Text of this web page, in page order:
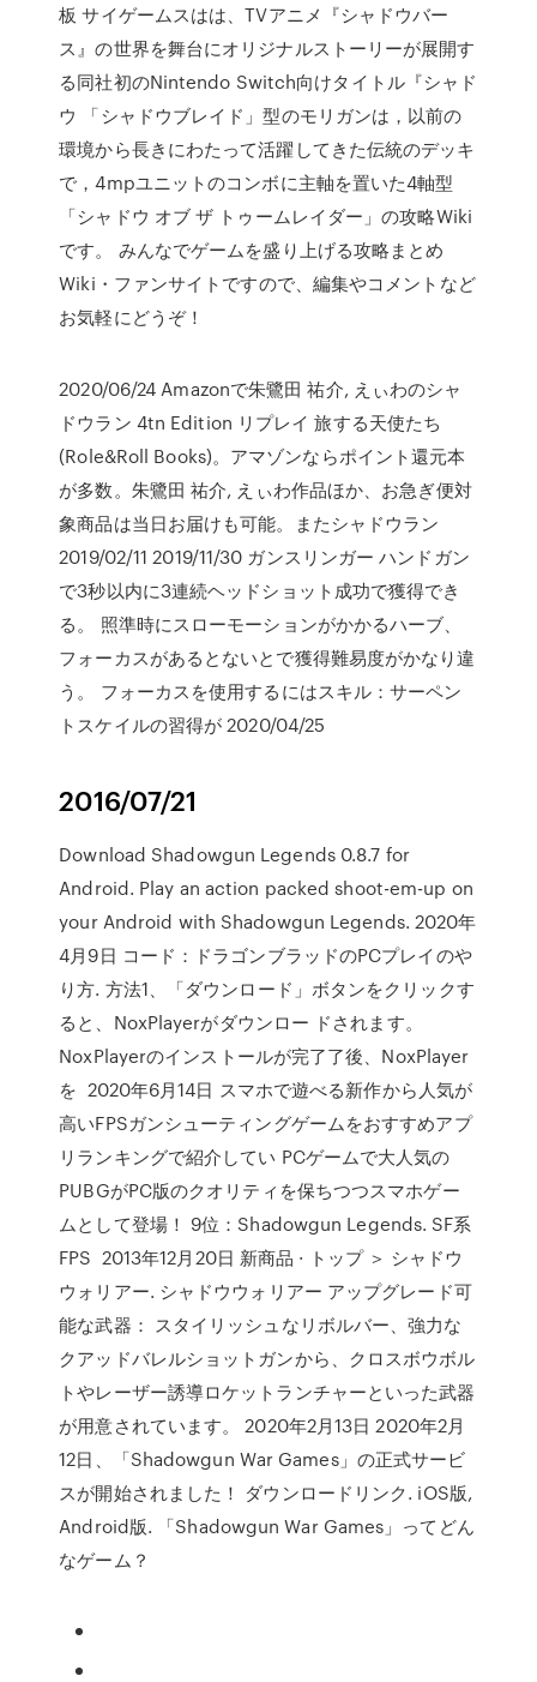
板 サイゲームスはは、TVアニメ『シャドウバー
ス』の世界を舞台にオリジナルストーリーが展開す
る同社初のNintendo Switch向けタイトル『シャド
ウ 「シャドウブレイド」型のモリガンは，以前の
環境から長きにわたって活躍してきた伝統のデッキ
で，4mpユニットのコンボに主軸を置いた4軸型
「シャドウ オブ ザ トゥームレイダー」の攻略Wiki
です。 みんなでゲームを盛り上げる攻略まとめ
Wiki・ファンサイトですので、編集やコメントなど
お気軽にどうぞ！
2020/06/24 Amazonで朱鷺田 祐介, えぃわのシャ
ドウラン 4tn Edition リプレイ 旅する天使たち
(Role&Roll Books)。アマゾンならポイント還元本
が多数。朱鷺田 祐介, えぃわ作品ほか、お急ぎ便対
象商品は当日お届けも可能。またシャドウラン
2019/02/11 2019/11/30 ガンスリンガー ハンドガン
で3秒以内に3連続ヘッドショット成功で獲得でき
る。 照準時にスローモーションがかかるハーブ、
フォーカスがあるとないとで獲得難易度がかなり違
う。 フォーカスを使用するにはスキル：サーペン
トスケイルの習得が 2020/04/25
2016/07/21
Download Shadowgun Legends 0.8.7 for
Android. Play an action packed shoot-em-up on
your Android with Shadowgun Legends. 2020年
4月9日 コード：ドラゴンブラッドのPCプレイのや
り方. 方法1、「ダウンロード」ボタンをクリックす
ると、NoxPlayerがダウンロー ドされます。
NoxPlayerのインストールが完了了後、NoxPlayer
を 2020年6月14日 スマホで遊べる新作から人気が
高いFPSガンシューティングゲームをおすすめアプ
リランキングで紹介してい PCゲームで大人気の
PUBGがPC版のクオリティを保ちつつスマホゲー
ムとして登場！ 9位：Shadowgun Legends. SF系
FPS 2013年12月20日 新商品 · トップ ＞ シャドウ
ウォリアー. シャドウウォリアー アップグレード可
能な武器： スタイリッシュなリボルバー、強力な
クアッドバレルショットガンから、クロスボウボル
トやレーザー誘導ロケットランチャーといった武器
が用意されています。 2020年2月13日 2020年2月
12日、「Shadowgun War Games」の正式サービ
スが開始されました！ ダウンロードリンク. iOS版,
Android版. 「Shadowgun War Games」ってどん
なゲーム？